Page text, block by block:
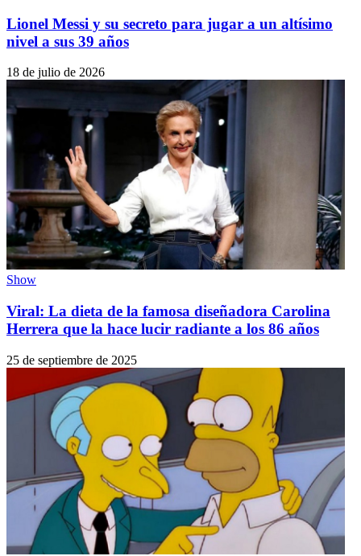
Lionel Messi y su secreto para jugar a un altísimo
nivel a sus 39 años
18 de julio de 2026
Show
Viral: La dieta de la famosa diseñadora Carolina
Herrera que la hace lucir radiante a los 86 años
25 de septiembre de 2025